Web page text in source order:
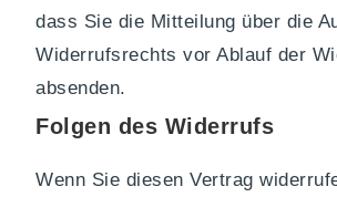
dass Sie die Mitteilung über die
Widerrufsrechts vor Ablauf der
absenden.
Folgen des Widerrufs
Wenn Sie diesen Vertrag